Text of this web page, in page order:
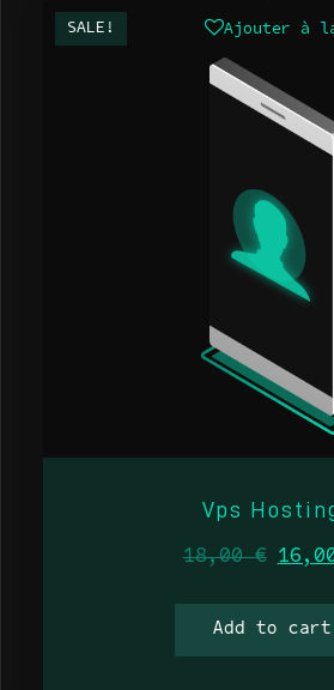
SALE!
Vps
18,00€
Ajouter à
Add to cart